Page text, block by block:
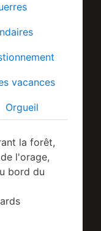
vacances
Orgueil
la forêt,
l'orage,
bord du